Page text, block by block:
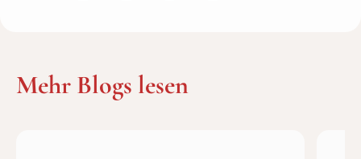
Mehr Blogs lesen